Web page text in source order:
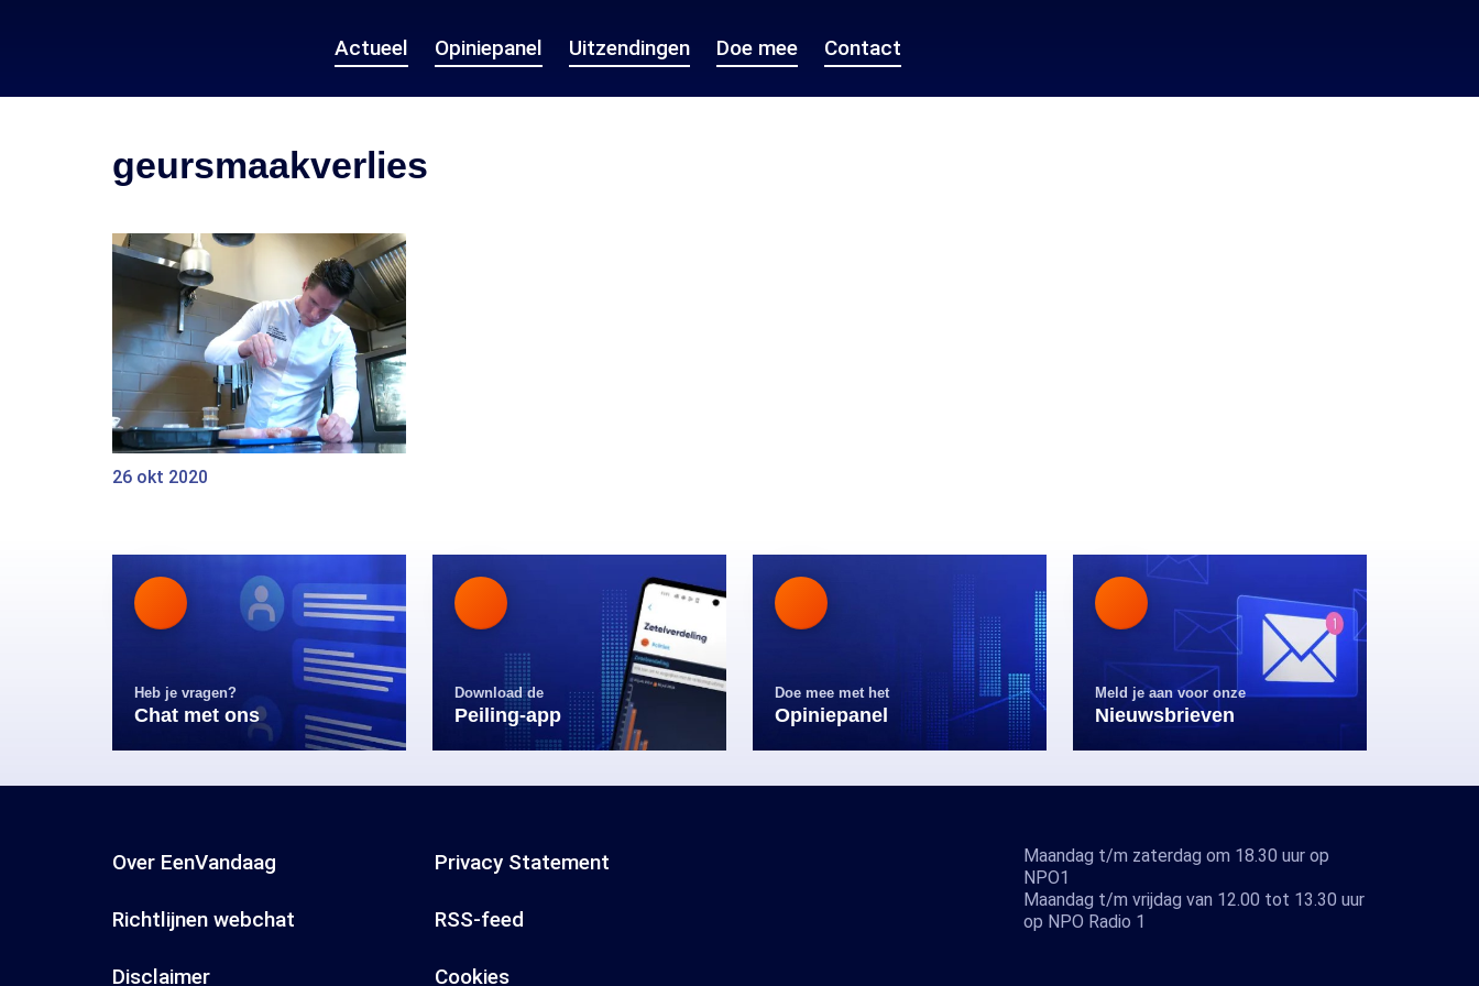
Actueel Opiniepanel Uitzendingen Doe mee Contact
geursmaakverlies
26 okt 2020
Heb je vragen?
Chat met ons
Download de
Peiling-app
Doe mee met het
Opiniepanel
Meld je aan voor onze
Nieuwsbrieven
Over EenVandaag Privacy Statement
Richtlijnen webchat RSS-feed
Disclaimer Cookies
Maandag t/m zaterdag om 18.30 uur op
NPO1
Maandag t/m vrijdag van 12.00 tot 13.30 uur
op NPO Radio 1